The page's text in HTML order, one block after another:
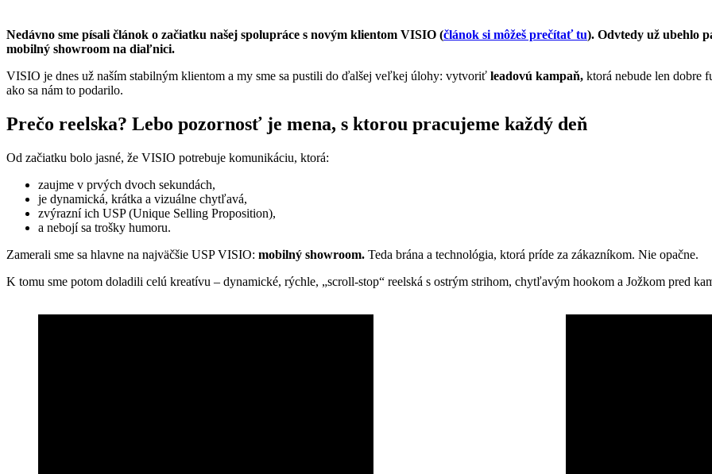
Nedávno sme písali článok o začiatku našej spolupráce s novým klientom VISIO (článok si môžeš prečítať tu). Odvtedy už ubehlo
mobilný showroom na diaľnici.
VISIO je dnes už naším stabilným klientom a my sme sa pustili do ďalšej veľkej úlohy: vytvoriť leadovú kampaň, ktorá nebude len dobre
ako sa nám to podarilo.
Prečo reelska? Lebo pozornosť je mena, s ktorou pracujeme každý deň
Od začiatku bolo jasné, že VISIO potrebuje komunikáciu, ktorá:
zaujme v prvých dvoch sekundách,
je dynamická, krátka a vizuálne chytľavá,
zvýrazní ich USP (Unique Selling Proposition),
a nebojí sa trošky humoru.
Zamerali sme sa hlavne na najväčšie USP VISIO: mobilný showroom. Teda brána a technológia, ktorá príde za zákazníkom. Nie opačne.
K tomu sme potom doladili celú kreatívu – dynamické, rýchle, „scroll-stop“ reelská s ostrým strihom, chytľavým hookom a Jožkom pred